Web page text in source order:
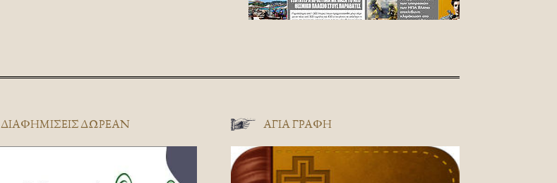
ΔΙΑΦΗΜΊΣΕΙΣ ΔΩΡΕΆΝ ΑΓΊΑ ΓΡΑΦΉ